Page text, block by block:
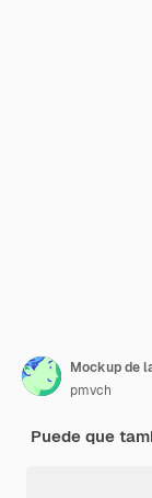
Mockup de
pmvch
Puede que